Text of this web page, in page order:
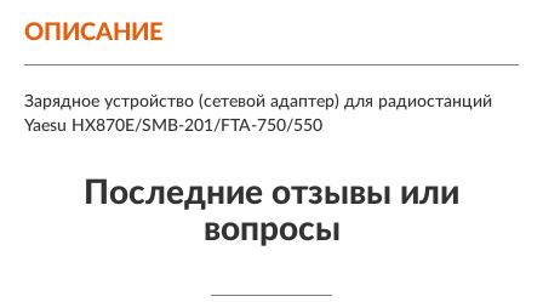
ОПИСАНИЕ
Зарядное устройство (сетевой адаптер) для радиостанций
Yaesu HX870E/SMB-201/FTA-750/550
Последние отзывы или
вопросы